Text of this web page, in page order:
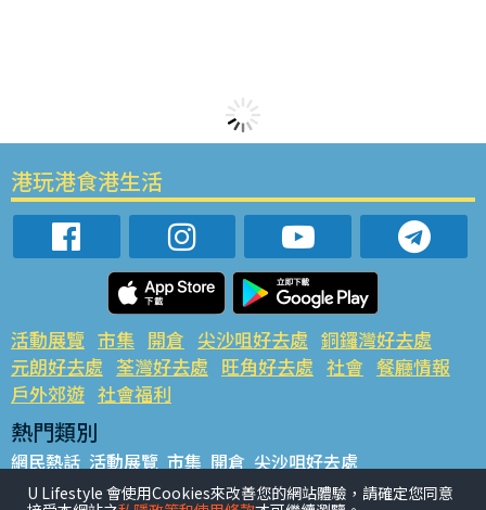
港玩港食港生活
活動展覽 市集 開倉 尖沙咀好去處 銅鑼灣好去處
元朗好去處 荃灣好去處 旺角好去處 社會 餐廳情報
戶外郊遊 社會福利
熱門類別
網民熱話 活動展覽 市集 開倉 尖沙咀好去處
銅鑼灣好去處 元朗好去處 荃灣好去處 旺角好去處 社會
U Lifestyle 會使用Cookies來改善您的網站體驗，請確定您同意